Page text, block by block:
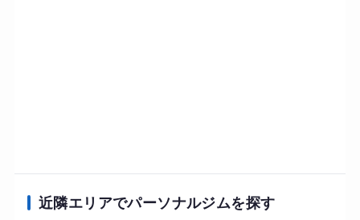
近隣エリアでパーソナルジムを探す